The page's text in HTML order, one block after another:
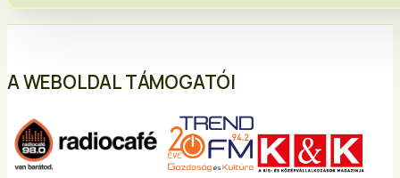
A WEBOLDAL TÁMOGATÓI